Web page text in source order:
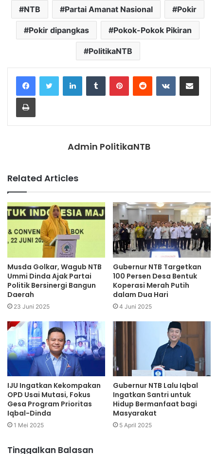
NTB Partai Amanat Nasional Pokir
Pokir dipangkas Pokok-Pokok Pikiran
PolitikaNTB
LinkedInTumblr PinterestReddit VKontakteShare via Email
Print
Admin PolitikaNTB
Related Articles
Musda Golkar, Wagub NTB
Ummi Dinda Ajak Partai
Politik Bersinergi Bangun
Daerah
23 Juni 2025
Gubernur NTB Targetkan
100 Persen Desa Bentuk
Koperasi Merah Putih
dalam Dua Hari
4 Juni 2025
IJU Ingatkan Kekompakan
OPD Usai Mutasi, Fokus
Gesa Program Prioritas
Iqbal-Dinda
1 Mei 2025
Gubernur NTB Lalu Iqbal
Ingatkan Santri untuk
Hidup Bermanfaat bagi
Masyarakat
5 April 2025
Tinggalkan Balasan